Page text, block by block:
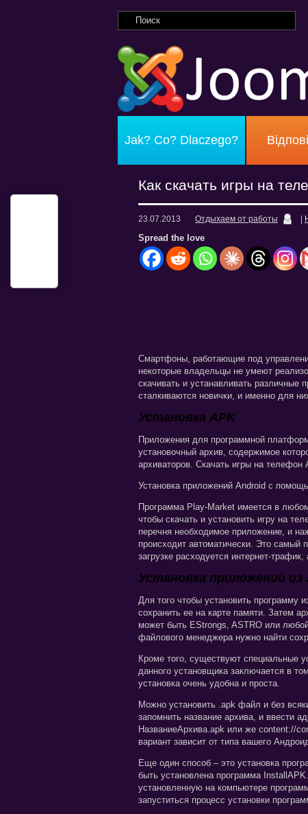
Jak? Co? Dlaczego?
Как скачать игры на
23.07.2013 Отдыхаем от работы
Spread the love
Смартфоны, работающие под
некоторые владельцы не умеют
скачивать и устанавливать
сталкиваются новички, и именно для
Установка APK
Приложения для программной
установочный архив, содержимое
архиваторов. Скачать игры на
Установка приложений Android с
Программа Play-Market имеется в
чтобы скачать и установить игру на
перечня необходимое приложение, и
происходит автоматически. Это
загрузке расходуется интернет-
Установка приложений из
Для того чтобы установить программу
сохранить ее на карте памяти. Затем
может быть EStrongs, ASTRO или
файлового менеджера нужно найти
Кроме того, существуют специальные
данного установщика заключается в
установка очень удобна и проста.
Можно установить .apk файл и без
запомнить название архива, и ввести
НазваниеАрхива.apk или же content://
вариант зависит от типа вашего
Еще один способ – это установка
быть установлена программа
установленную на компьютере
запуститься процесс установки